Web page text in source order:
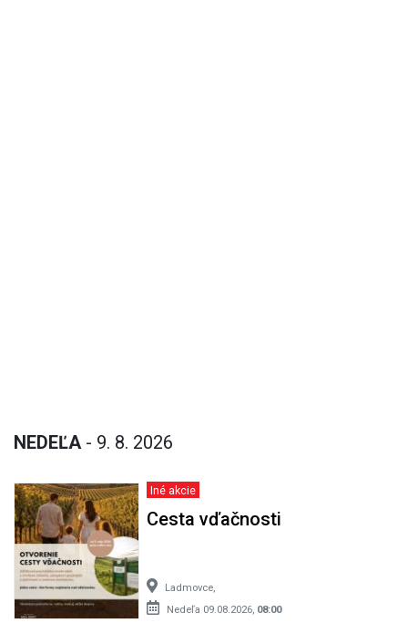
NEDEĽA - 9. 8. 2026
Iné akcie
Cesta vďačnosti
Ladmovce,
Nedeľa 09.08.2026, 08:00